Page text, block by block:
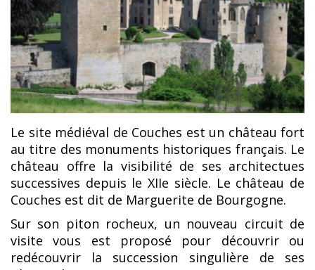
Le site médiéval de Couches est un château fort
au titre des monuments historiques français. Le
château offre la visibilité de ses architectues
successives depuis le XIIe siècle. Le château de
Couches est dit de Marguerite de Bourgogne.
Sur son piton rocheux, un nouveau circuit de
visite vous est proposé pour découvrir ou
redécouvrir la succession singulière de ses